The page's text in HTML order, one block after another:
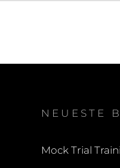
NEUESTE
Mock Trial